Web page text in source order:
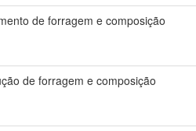
de forragem e composição
de forragem e composição